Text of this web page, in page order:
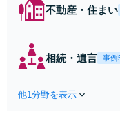
不動産・住まい
相続・遺言 事例
他1分野を表示